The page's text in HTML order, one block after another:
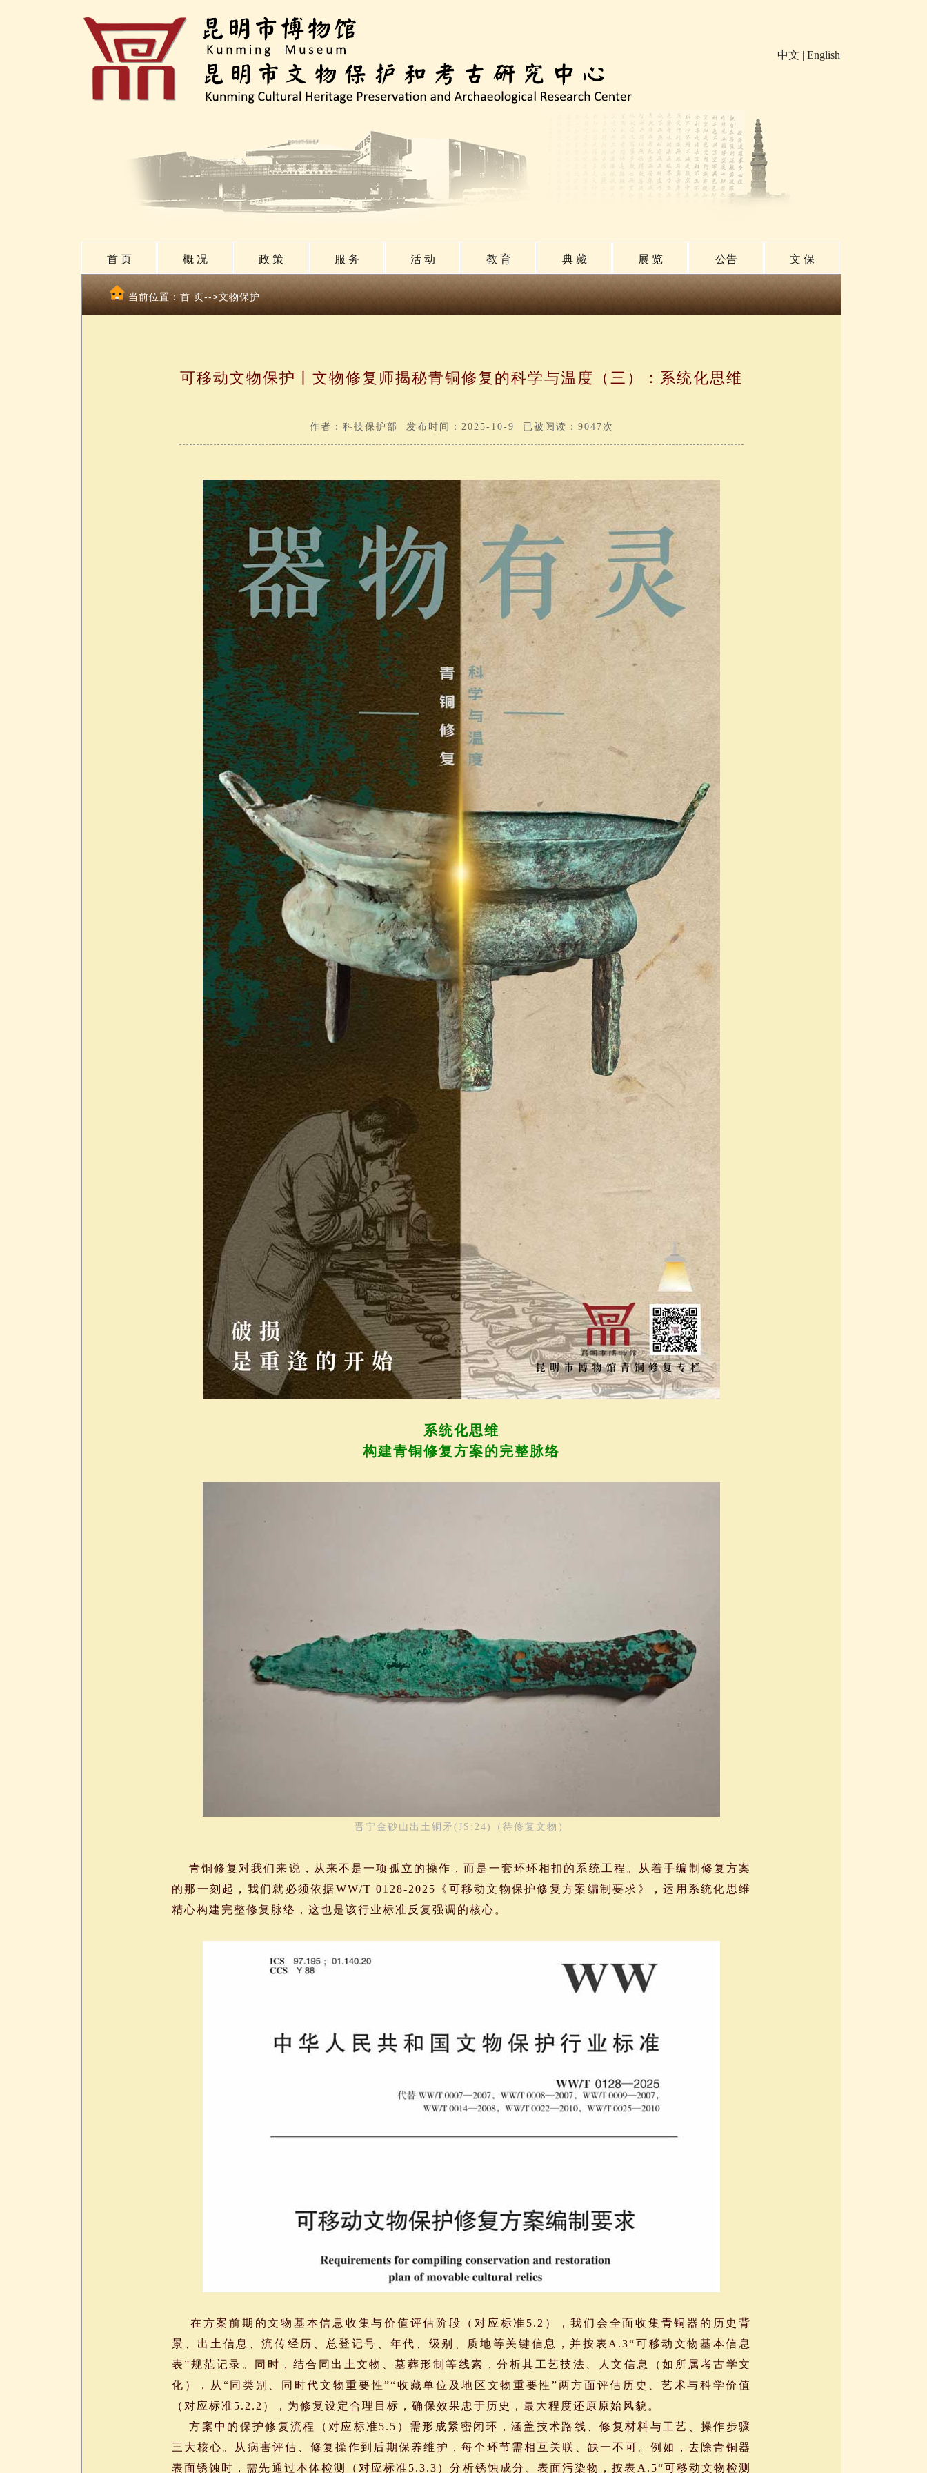
中文 | English
首 页 概 况 政 策 服 务 活 动 教 育 典 藏 展 览 公告 文 保
当前位置： 首 页-->文物保护
可移动文物保护丨文物修复师揭秘青铜修复的科学与温度（三）：系统化思维
作者：科技保护部 发布时间：2025-10-9 已被阅读：9047次
系统化思维
构建青铜修复方案的完整脉络
晋宁金砂山出土铜矛(JS:24)（待修复文物）
青铜修复对我们来说，从来不是一项孤立的操作，而是一套环环相扣的系统工程。从着手编制修复方案
的那一刻起，我们就必须依据WW/T 0128-2025《可移动文物保护修复方案编制要求》，运用系统化思维
精心构建完整修复脉络，这也是该行业标准反复强调的核心。
在方案前期的文物基本信息收集与价值评估阶段（对应标准5.2），我们会全面收集青铜器的历史背
景、出土信息、流传经历、总登记号、年代、级别、质地等关键信息，并按表A.3“可移动文物基本信息
表”规范记录。同时，结合同出土文物、墓葬形制等线索，分析其工艺技法、人文信息（如所属考古学文
化），从“同类别、同时代文物重要性”“收藏单位及地区文物重要性”两方面评估历史、艺术与科学价值
（对应标准5.2.2），为修复设定合理目标，确保效果忠于历史，最大程度还原原始风貌。
方案中的保护修复流程（对应标准5.5）需形成紧密闭环，涵盖技术路线、修复材料与工艺、操作步骤
三大核心。从病害评估、修复操作到后期保养维护，每个环节需相互关联、缺一不可。例如，去除青铜器
表面锈蚀时，需先通过本体检测（对应标准5.3.3）分析锈蚀成分、表面污染物，按表A.5“可移动文物检测